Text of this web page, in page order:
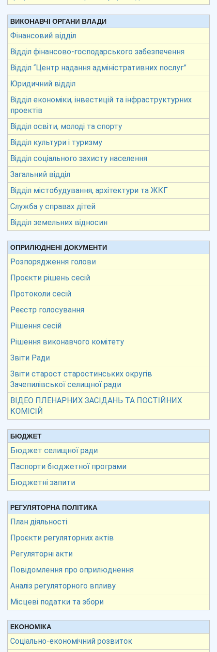
ВИКОНАВЧІ ОРГАНИ ВЛАДИ
Фінансовий відділ
Відділ фінансово-господарського забезпечення
Відділ “Центр надання адміністративних послуг”
Юридичний відділ
Відділ економіки, інвестицій та інфраструктурних
проектів
Відділ освіти, молоді та спорту
Відділ культури і туризму
Відділ соціального захисту населення
Загальний відділ
Відділ містобудування, архітектури та ЖКГ
Служба у справах дітей
Відділ земельних відносин
ОПРИЛЮДНЕНІ ДОКУМЕНТИ
Розпорядження голови
Проєкти рішень сесій
Протоколи сесій
Реєстр голосування
Рішення сесій
Рішення виконавчого комітету
Звіти Ради
Звіти старост старостинських округів
Зачепилівської селищної ради
ВІДЕО ПЛЕНАРНИХ ЗАСІДАНЬ ТА ПОСТІЙНИХ
КОМІСІЙ
БЮДЖЕТ
Бюджет селищної ради
Паспорти бюджетної програми
Бюджетні запити
РЕГУЛЯТОРНА ПОЛІТИКА
План діяльності
Проєкти регуляторних актів
Регуляторні акти
Повідомлення про оприлюднення
Аналіз регуляторного впливу
Місцеві податки та збори
ЕКОНОМІКА
Соціально-економічний розвиток